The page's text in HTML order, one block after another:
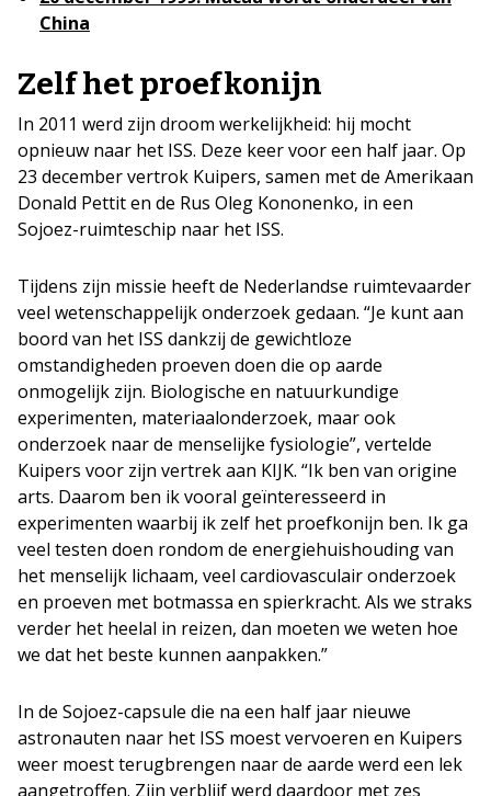
China
Zelf het proefkonijn
In 2011 werd zijn droom werkelijkheid: hij mocht
opnieuw naar het ISS. Deze keer voor een half jaar. Op
23 december vertrok Kuipers, samen met de Amerikaan
Donald Pettit en de Rus Oleg Kononenko, in een
Sojoez-ruimteschip naar het ISS.
Tijdens zijn missie heeft de Nederlandse ruimtevaarder
veel wetenschappelijk onderzoek gedaan. “Je kunt aan
boord van het ISS dankzij de gewichtloze
omstandigheden proeven doen die op aarde
onmogelijk zijn. Biologische en natuurkundige
experimenten, materiaalonderzoek, maar ook
onderzoek naar de menselijke fysiologie”, vertelde
Kuipers voor zijn vertrek aan KIJK. “Ik ben van origine
arts. Daarom ben ik vooral geïnteresseerd in
experimenten waarbij ik zelf het proefkonijn ben. Ik ga
veel testen doen rondom de energiehuishouding van
het menselijk lichaam, veel cardiovasculair onderzoek
en proeven met botmassa en spierkracht. Als we straks
verder het heelal in reizen, dan moeten we weten hoe
we dat het beste kunnen aanpakken.”
In de Sojoez-capsule die na een half jaar nieuwe
astronauten naar het ISS moest vervoeren en Kuipers
weer moest terugbrengen naar de aarde werd een lek
aangetroffen. Zijn verblijf werd daardoor met zes